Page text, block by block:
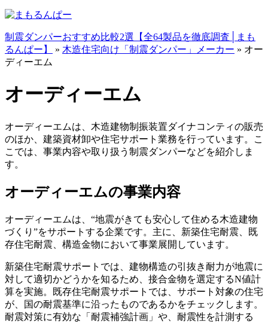
制震ダンパーおすすめ比較2選【全64製品を徹底調査│まも
るんぱー】
» 木造住宅向け「制震ダンパー」メーカー » オー
ディーエム
オーディーエム
オーディーエムは、木造建物制振装置ダイナコンティの販売
のほか、建築資材卸や住宅サポート業務を行っています。こ
こでは、事業内容や取り扱う制震ダンパーなどを紹介しま
す。
オーディーエムの事業内容
オーディーエムは、“地震がきても安心して住める木造建物
づくり”をサポートする企業です。主に、 新築住宅耐震、既
存住宅耐震、構造金物において事業展開 しています。
新築住宅耐震サポートでは、建物構造の引抜き耐力が地震に
対して適切かどうかを知るため、接合金物を選定するN値計
算を実施。既存住宅耐震サポートでは、サポート対象の住宅
が、国の耐震基準に沿ったものであるかをチェックします。
耐震対策に有効な「耐震補強計画」や、耐震性を計測する